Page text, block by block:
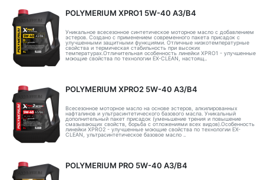
POLYMERIUM XPRO1 5W-40 A3/B4
Уникальное всесезонное синтетическое моторное масло с добавлением
эстеров. Создано с применением современного пакета присадок с
улучшенными защитными функциями. Отличные низкотемпературные
свойства и термическая стабильность при высоких
температурах.Отличительная особенность линейки XPRO1 - улучшенные
моющие свойства по технологии EX-CLEAN, настоящ..
POLYMERIUM XPRO2 5W-40 A3/B4
Всесезонное моторное масло на основе эстеров, алкилированных
нафталинов и ультрасинтетического базового масла. Уникальный
дополнительный пакет присадок (уменьшение трения и повышение
смазывающих свойств, борьба с отложениями всех видов).Особенность
линейки XPRO2 - улучшенные моющие свойства по технологии EX-
CLEAN, ультрасинтетическое базовое масло ..
POLYMERIUM PRO 5W-40 A3/B4